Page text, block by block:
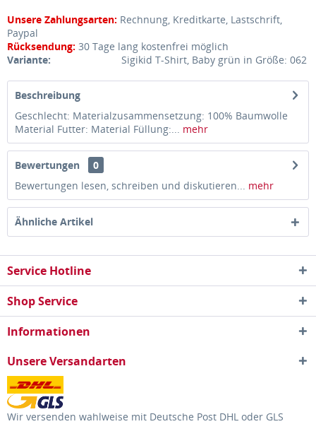
Unsere Zahlungsarten: Rechnung, Kreditkarte, Lastschrift,
Paypal
Rücksendung: 30 Tage lang kostenfrei möglich
Variante:
Sigikid T-Shirt, Baby grün in Größe: 062
Beschreibung
Geschlecht: Materialzusammensetzung: 100% Baumwolle
Material Futter: Material Füllung:... mehr
Bewertungen
0
Bewertungen lesen, schreiben und diskutieren... mehr
Ähnliche Artikel
Service Hotline
Shop Service
Informationen
Unsere Versandarten
Wir versenden wahlweise mit Deutsche Post DHL oder GLS